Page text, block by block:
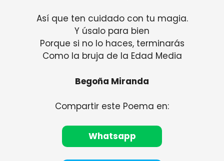
Así que ten cuidado con tu magia.
Y úsalo para bien
Porque si no lo haces, terminarás
Como la bruja de la Edad Media
Begoña Miranda
Compartir este Poema en:
Whatsapp